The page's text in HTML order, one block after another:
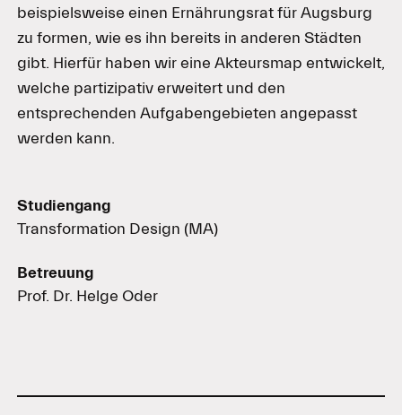
beispielsweise einen Ernährungsrat für Augsburg
zu formen, wie es ihn bereits in anderen Städten
gibt. Hierfür haben wir eine Akteursmap entwickelt,
welche partizipativ erweitert und den
entsprechenden Aufgabengebieten angepasst
werden kann.
Studiengang
Transformation Design (MA)
Betreuung
Prof. Dr. Helge Oder